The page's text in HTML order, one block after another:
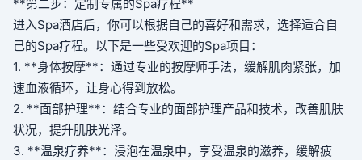
**第二步：定制专属的Spa疗程**
进入Spa酒店后，你可以根据自己的喜好和需求，选择适合自
己的Spa疗程。以下是一些受欢迎的Spa项目：
1. **身体按摩**：通过专业的按摩师手法，缓解肌肉紧张，加
速血液循环，让身心得到放松。
2. **面部护理**：结合专业的面部护理产品和技术，改善肌肤
状况，提升肌肤光泽。
3. **温泉疗养**：浸泡在温泉中，享受温泉的滋养，缓解疲